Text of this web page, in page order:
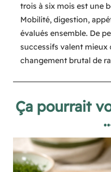
trois à six mois est une
Mobilité, digestion,
évalués ensemble. De
successifs valent mieux
changement brutal de
Ça pourrait